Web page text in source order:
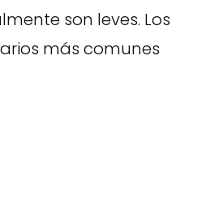
son leves. Los
más comunes